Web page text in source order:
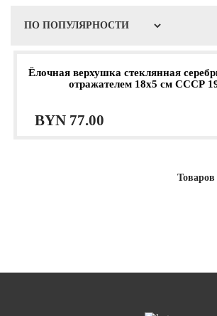
Ёлочная верхушка стеклянная
отражателем 18х5 см СССР
BYN 77.00